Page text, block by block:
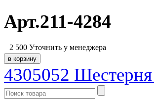
Арт.211-4284
2 500 Уточнить у менеджера
4305052